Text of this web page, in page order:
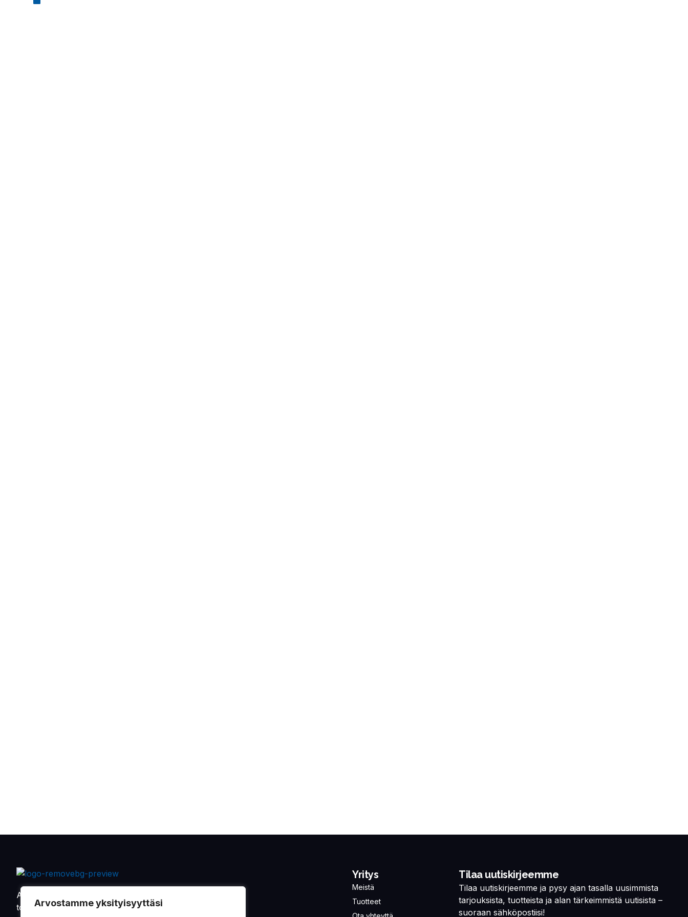
Arvostamme yksityisyyttäsi
Alkaen vuodesta 1901 on Oy Sandman-Nupnau Ab
toimittanut tarvikkeita ja varaosia maa- ja
Yritys
Meistä
Tuotteet
Tilaa uutiskirjeemme
Tilaa uutiskirjeemme ja pysy ajan tasalla uusimmista
tarjouksista, tuotteista ja alan tärkeimmistä uutisista –
suoraan sähköpostiisi!